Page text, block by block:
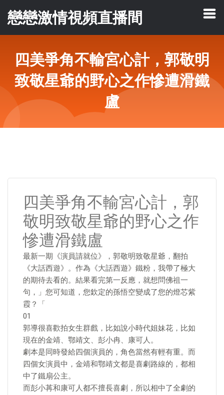
戀戀激情視頻直播間
四美爭角不輸宮心計，郭敬明
致敬星爺的野心之作慘遭滑鐵
盧
四美爭角不輸宮心計，郭
敬明致敬星爺的野心之作
慘遭滑鐵盧
最新一期《演員請就位》，郭敬明致敬星爺，翻拍
《大話西遊》。作為《大話西遊》鐵粉，我帶了極大
的期待去看的。結果看完第一反應，就想問佛祖一
句，」您可知道，您欽定的孫悟空變成了您的燈芯紫
霞？「
01
郭導很喜歡拍女生群戲，比如說小時代姐妹花，比如
現在的金靖、鄂靖文、彭小冉、康可人。
劇本是同時發給四個演員的，角色當然有輕有重。而
四個女演員中，金靖和鄂靖文都是喜劇路線的，都相
中了鐵扇公主。
而彭小苒和康可人都不擅長喜劇，所以相中了全劇的